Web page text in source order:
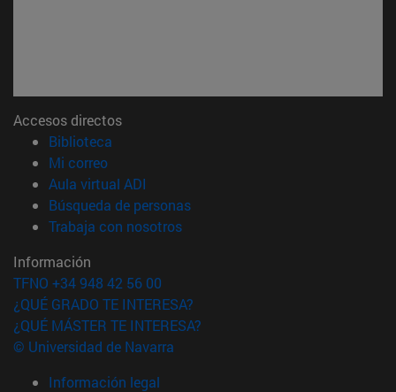
Accesos directos
Biblioteca
Mi correo(abre en nueva ventana)
Aula virtual ADI
Búsqueda de personas(abre en nueva ventana)
Trabaja con nosotros(abre en nueva ventana)
Información
TFNO +34 948 42 56 00
¿QUÉ GRADO TE INTERESA?
¿QUÉ MÁSTER TE INTERESA?
© Universidad de Navarra
Información legal